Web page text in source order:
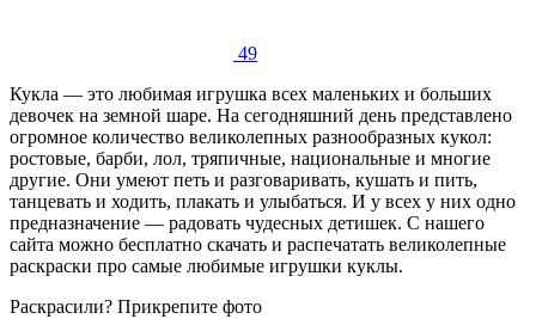
49
Кукла — это любимая игрушка всех маленьких и больших
девочек на земной шаре. На сегодняшний день представлено
огромное количество великолепных разнообразных кукол:
ростовые, барби, лол, тряпичные, национальные и многие
другие. Они умеют петь и разговаривать, кушать и пить,
танцевать и ходить, плакать и улыбаться. И у всех у них одно
предназначение — радовать чудесных детишек. С нашего
сайта можно бесплатно скачать и распечатать великолепные
раскраски про самые любимые игрушки куклы.
Раскрасили? Прикрепите фото